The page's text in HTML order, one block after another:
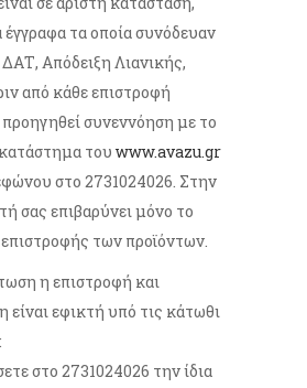
έγγραφα τα οποία συνόδευαν
ΔΑΤ, Απόδειξη Λιανικής,
από κάθε επιστροφή
προηγηθεί συνεννόηση με το
του www.avazu.gr
στο 2731024026. Στην
σας επιβαρύνει μόνο το
των προϊόντων.
η επιστροφή και
είναι εφικτή υπό τις κάτωθι
στο 2731024026 την ίδια